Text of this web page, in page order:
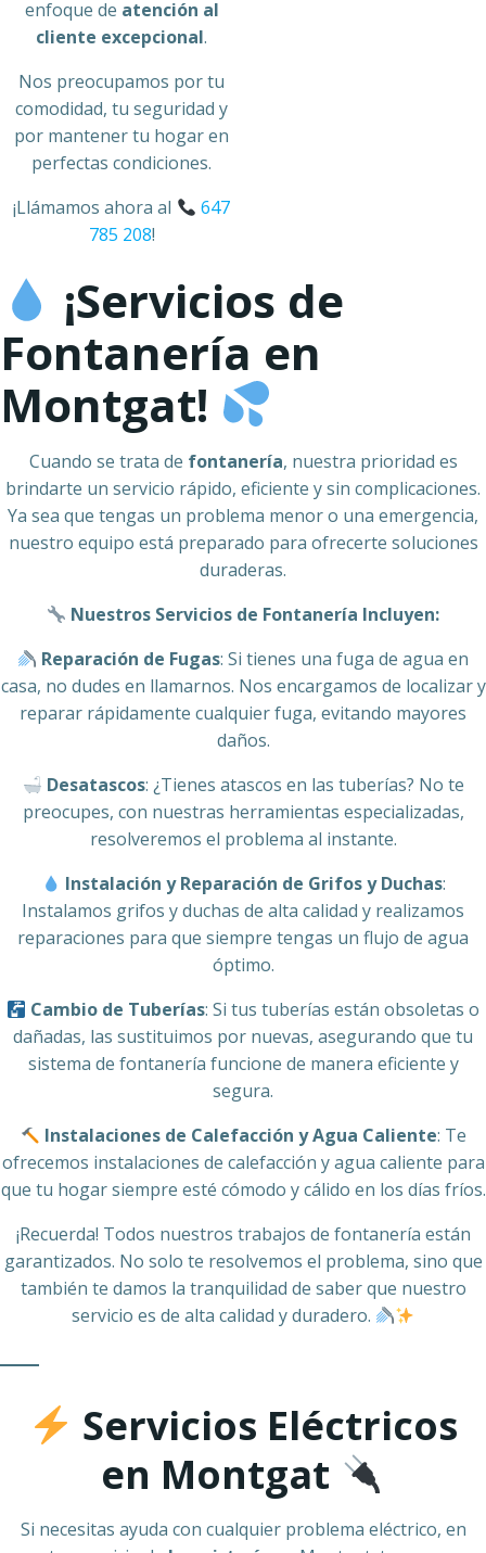
enfoque de atención al
cliente excepcional.
Nos preocupamos por tu
comodidad, tu seguridad y
por mantener tu hogar en
perfectas condiciones.
¡Llámamos ahora al
647
785 208!
¡Servicios de
Fontanería en
Montgat!
Cuando se trata de fontanería, nuestra prioridad es
brindarte un servicio rápido, eficiente y sin complicaciones.
Ya sea que tengas un problema menor o una emergencia,
nuestro equipo está preparado para ofrecerte soluciones
duraderas.
Nuestros Servicios de Fontanería Incluyen:
Reparación de Fugas: Si tienes una fuga de agua en
casa, no dudes en llamarnos. Nos encargamos de localizar y
reparar rápidamente cualquier fuga, evitando mayores
daños.
Desatascos: ¿Tienes atascos en las tuberías? No te
preocupes, con nuestras herramientas especializadas,
resolveremos el problema al instante.
Instalación y Reparación de Grifos y Duchas:
Instalamos grifos y duchas de alta calidad y realizamos
reparaciones para que siempre tengas un flujo de agua
óptimo.
Cambio de Tuberías: Si tus tuberías están obsoletas o
dañadas, las sustituimos por nuevas, asegurando que tu
sistema de fontanería funcione de manera eficiente y
segura.
Instalaciones de Calefacción y Agua Caliente: Te
ofrecemos instalaciones de calefacción y agua caliente para
que tu hogar siempre esté cómodo y cálido en los días fríos.
¡Recuerda! Todos nuestros trabajos de fontanería están
garantizados. No solo te resolvemos el problema, sino que
también te damos la tranquilidad de saber que nuestro
servicio es de alta calidad y duradero.
Servicios Eléctricos
en Montgat
Si necesitas ayuda con cualquier problema eléctrico, en